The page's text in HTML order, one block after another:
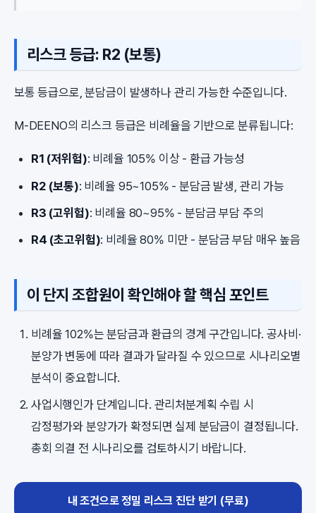
리스크 등급: R2 (보통)
보통 등급으로, 분담금이 발생하나 관리 가능한 수준입니다.
M-DEENO의 리스크 등급은 비례율을 기반으로 분류됩니다:
R1 (저위험): 비례율 105% 이상 - 환급 가능성
R2 (보통): 비례율 95~105% - 분담금 발생, 관리 가능
R3 (고위험): 비례율 80~95% - 분담금 부담 주의
R4 (초고위험): 비례율 80% 미만 - 분담금 부담 매우 높음
이 단지 조합원이 확인해야 할 핵심 포인트
비례율 102%는 분담금과 환급의 경계 구간입니다. 공사비·
분양가 변동에 따라 결과가 달라질 수 있으므로 시나리오별
분석이 중요합니다.
사업시행인가 단계입니다. 관리처분계획 수립 시
감정평가와 분양가가 확정되면 실제 분담금이 결정됩니다.
총회 의결 전 시나리오를 검토하시기 바랍니다.
내 조건으로 정밀 리스크 진단 받기 (무료)